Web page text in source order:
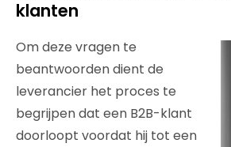
klanten
Om deze vragen te
beantwoorden dient de
leverancier het proces te
begrijpen dat een B2B-klant
doorloopt voordat hij tot een